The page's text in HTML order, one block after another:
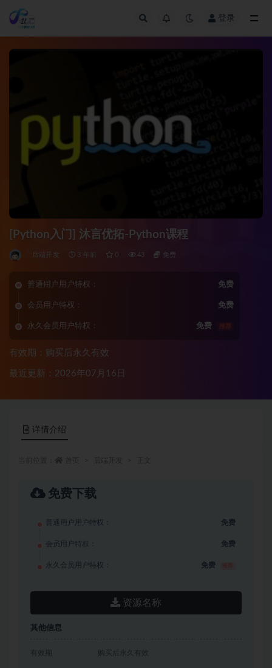
登录
[Python入门] 沐言优拓-Python课程
后端开发 3 年前 0 43 免费
普通用户用户特权： 免费
会员用户特权： 免费
永久会员用户特权： 免费 推荐
有效期：购买后永久有效
最近更新：2026年07月16日
详情介绍
免费下载
普通用户用户特权： 免费
会员用户特权： 免费
永久会员用户特权： 免费
资源名称
其他信息
有效期 购买后永久有效